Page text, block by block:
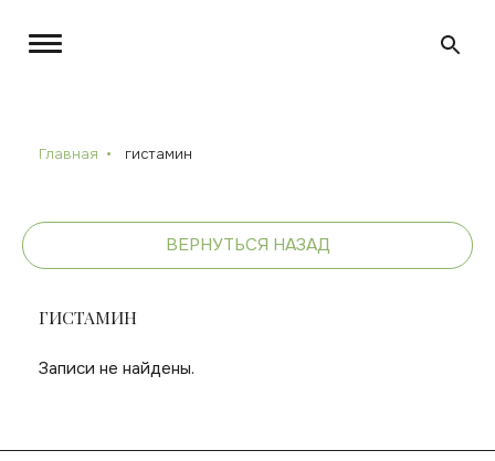
Главная гистамин
ВЕРНУТЬСЯ НАЗАД
ГИСТАМИН
Записи не найдены.